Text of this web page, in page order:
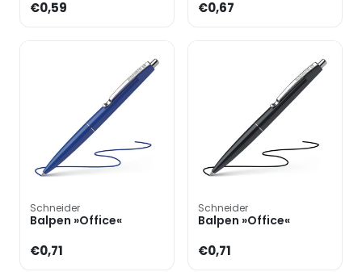
€0,59 €0,67
Schneider
Balpen »Office«
€0,71
Schneider
Balpen »Office«
€0,71